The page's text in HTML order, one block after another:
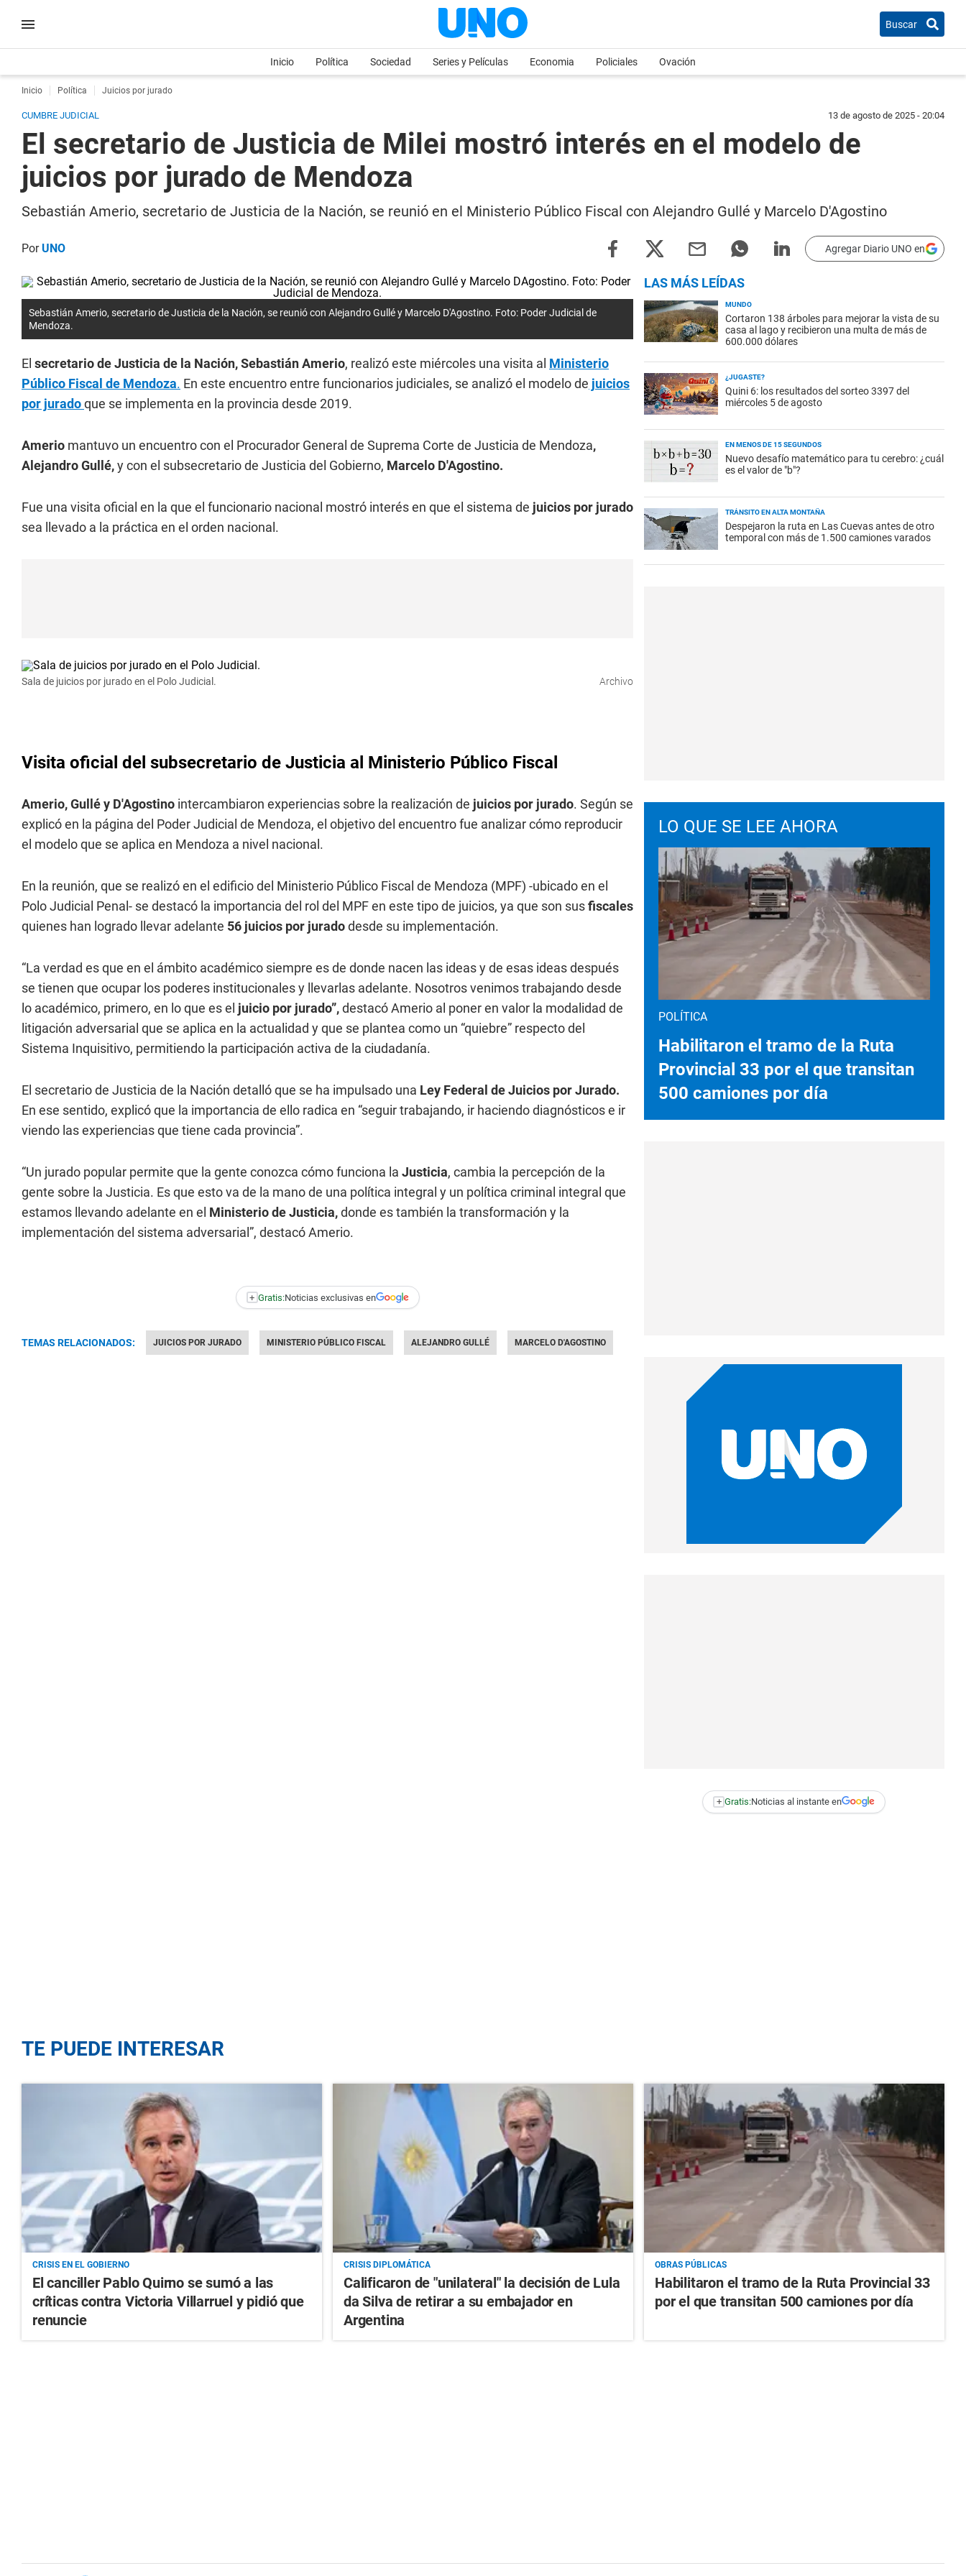
Buscar
Inicio Política Sociedad Series y Películas Economia Policiales Ovación
Inicio Política Juicios por jurado
CUMBRE JUDICIAL 13 de agosto de 2025 - 20:04
El secretario de Justicia de Milei mostró interés en el modelo de
juicios por jurado de Mendoza
Sebastián Amerio, secretario de Justicia de la Nación, se reunió en el Ministerio Público Fiscal con Alejandro Gullé y Marcelo D'Agostino
PorUNO Agregar Diario UNO en
Sebastián Amerio, secretario de Justicia de la Nación, se reunió con Alejandro Gullé y Marcelo D'Agostino. Foto: Poder Judicial de
Mendoza.
El secretario de Justicia de la Nación,Sebastián Amerio, realizó este miércoles una visita al Ministerio
Público Fiscal de Mendoza. En este encuentro entre funcionarios judiciales, se analizó el modelo de juicios
por juradoque se implementa en la provincia desde 2019.
Amerio mantuvo un encuentro con el Procurador General de Suprema Corte de Justicia de Mendoza,
Alejandro Gullé,y con el subsecretario de Justicia del Gobierno, Marcelo D'Agostino.
Fue una visita oficial en la que el funcionario nacional mostró interés en que el sistema de juicios por jurado
sea llevado a la práctica en el orden nacional.
Sala de juicios por jurado en el Polo Judicial. Archivo
Visita oficial del subsecretario de Justicia al Ministerio Público Fiscal
Amerio, Gullé y D'Agostino intercambiaron experiencias sobre la realización de juicios por jurado. Según se
explicó en la página del Poder Judicial de Mendoza, el objetivo del encuentro fue analizar cómo reproducir
el modelo que se aplica en Mendoza a nivel nacional.
En la reunión, que se realizó en el edificio del Ministerio Público Fiscal de Mendoza (MPF) -ubicado en el
Polo Judicial Penal- se destacó la importancia del rol del MPF en este tipo de juicios, ya que son susfiscales
quienes han logrado llevar adelante 56 juicios por juradodesde su implementación.
“La verdad es que en el ámbito académico siempre es de donde nacen las ideas y de esas ideas después
se tienen que ocupar los poderes institucionales y llevarlas adelante. Nosotros venimos trabajando desde
lo académico, primero, en lo que es el juicio por jurado”,destacó Amerio al poner en valor la modalidad de
litigación adversarial que se aplica en la actualidad y que se plantea como un “quiebre” respecto del
Sistema Inquisitivo, permitiendo la participación activa de la ciudadanía.
El secretario de Justicia de la Nación detalló que se ha impulsado una Ley Federal de Juicios por Jurado.
En ese sentido, explicó que la importancia de ello radica en “seguir trabajando, ir haciendo diagnósticos e ir
viendo las experiencias que tiene cada provincia”.
“Un jurado popular permite que la gente conozca cómo funciona la Justicia, cambia la percepción de la
gente sobre la Justicia. Es que esto va de la mano de una política integral y un política criminal integral que
estamos llevando adelante en el Ministerio de Justicia,donde es también la transformación y la
implementación del sistema adversarial”, destacó Amerio.
+ Gratis:Noticias exclusivas en
TEMAS RELACIONADOS: JUICIOS POR JURADO MINISTERIO PÚBLICO FISCAL ALEJANDRO GULLÉ MARCELO D'AGOSTINO
LAS MÁS LEÍDAS
MUNDO
Cortaron 138 árboles para mejorar la vista de su
casa al lago y recibieron una multa de más de
600.000 dólares
¿JUGASTE?
Quini 6: los resultados del sorteo 3397 del
miércoles 5 de agosto
EN MENOS DE 15 SEGUNDOS
Nuevo desafío matemático para tu cerebro: ¿cuál
es el valor de "b"?
TRÁNSITO EN ALTA MONTAÑA
Despejaron la ruta en Las Cuevas antes de otro
temporal con más de 1.500 camiones varados
LO QUE SE LEE AHORA
POLÍTICA
Habilitaron el tramo de la Ruta
Provincial 33 por el que transitan
500 camiones por día
+ Gratis:Noticias al instante en
TE PUEDE INTERESAR
CRISIS EN EL GOBIERNO
El canciller Pablo Quirno se sumó a las
críticas contra Victoria Villarruel y pidió que
renuncie
CRISIS DIPLOMÁTICA
Calificaron de "unilateral" la decisión de Lula
da Silva de retirar a su embajador en
Argentina
OBRAS PÚBLICAS
Habilitaron el tramo de la Ruta Provincial 33
por el que transitan 500 camiones por día